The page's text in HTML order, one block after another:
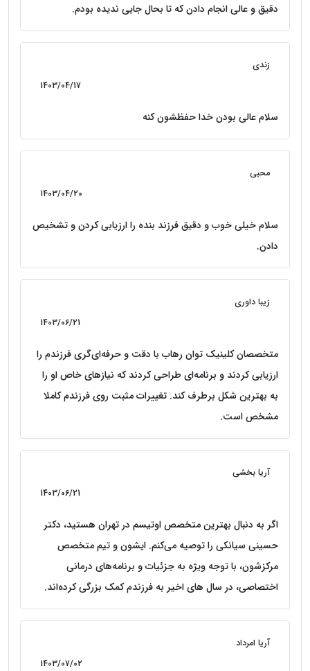
دقیق و عالی انجام دادن که تا بحال جایی ندیده بودم.
زندی
1403/04/17
سلام عالی بودن خدا حفظشون کنه
محبی
1403/04/20
سلام خیلی خوب و دقیق فرزند بنده را ارزیابی کردن و تشخیص
دادن.
زیبا داوری
1403/06/21
متخصصان کلینیک توان رهاب با دقت و حرفه‌ای‌گری فرزندم را
ارزیابی کردند و برنامه‌ای طراحی کردند که نیازهای خاص او را
به بهترین شکل برطرف کند. تغییرات مثبت روی فرزندم کاملا
مشخص است.
آریا بخشی
1403/06/21
اگر به دنبال بهترین متخصص اوتیسم در تهران هستید، دکتر
حسینی سیانکی را توصیه می‌کنم. ایشون و تیم متخصص
مرکزشون، با توجه ویژه به جزئیات و برنامه‌های درمانی
اختصاصی، در سال های اخیر به فرزندم کمک بزرگی کرده‌اند.
آریا امرداد
1403/07/02